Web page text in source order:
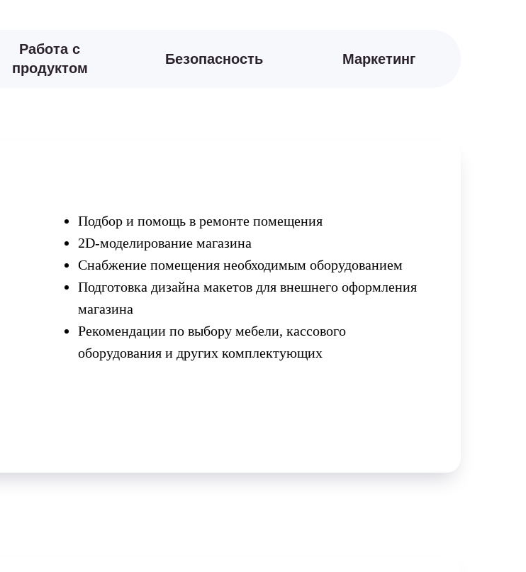
Работа с
продуктом
Безопасность Маркетинг
Подбор и помощь в ремонте помещения
2D-моделирование магазина
Снабжение помещения необходимым оборудованием
Подготовка дизайна макетов для внешнего оформления
магазина
Рекомендации по выбору мебели, кассового
оборудования и других комплектующих